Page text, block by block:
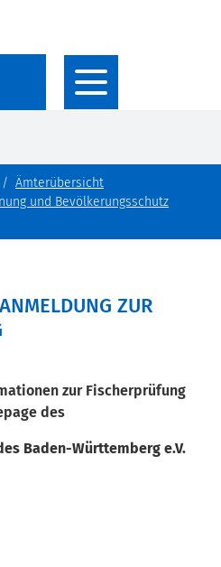
Ämterübersicht
und Bevölkerungsschutz
ZUR
zur Fischerprüfung
des
Baden-Württemberg e.V.